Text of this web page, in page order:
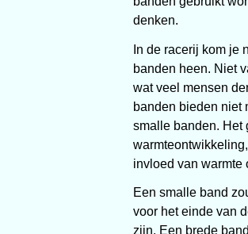
denken.
In de racerij kom je
banden heen. Niet
wat veel mensen
banden bieden niet
smalle banden. Het
invloed van warmte
Een smalle band
voor het einde van
zijn. Een brede